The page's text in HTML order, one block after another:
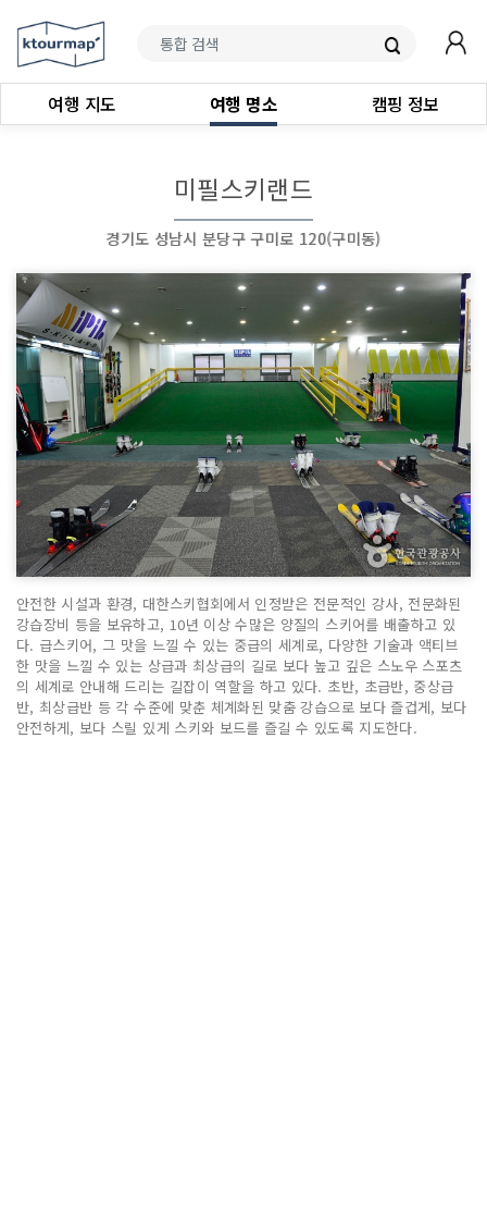
여행 지도 여행 명소 캠핑 정보
미필스키랜드
경기도 성남시 분당구 구미로 120(구미동)
안전한 시설과 환경, 대한스키협회에서 인정받은 전문적인 강사, 전문화된
강습장비 등을 보유하고, 10년 이상 수많은 양질의 스키어를 배출하고 있
다. 급스키어, 그 맛을 느낄 수 있는 중급의 세계로, 다양한 기술과 액티브
한 맛을 느낄 수 있는 상급과 최상급의 길로 보다 높고 깊은 스노우 스포츠
의 세계로 안내해 드리는 길잡이 역할을 하고 있다. 초반, 초급반, 중상급
반, 최상급반 등 각 수준에 맞춘 체계화된 맞춤 강습으로 보다 즐겁게, 보다
안전하게, 보다 스릴 있게 스키와 보드를 즐길 수 있도록 지도한다.